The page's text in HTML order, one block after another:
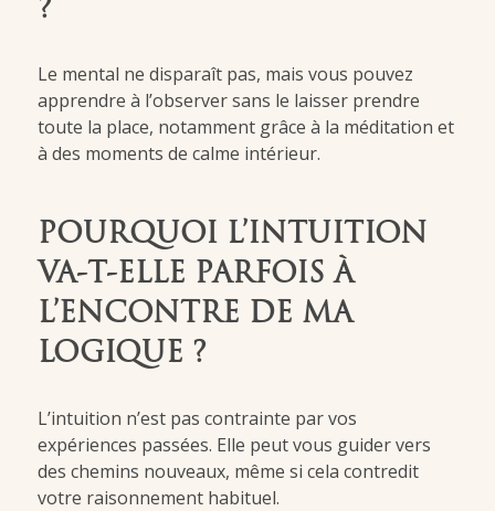
?
Le mental ne disparaît pas, mais vous pouvez
apprendre à l’observer sans le laisser prendre
toute la place, notamment grâce à la méditation et
à des moments de calme intérieur.
POURQUOI L’INTUITION
VA-T-ELLE PARFOIS À
L’ENCONTRE DE MA
LOGIQUE ?
L’intuition n’est pas contrainte par vos
expériences passées. Elle peut vous guider vers
des chemins nouveaux, même si cela contredit
votre raisonnement habituel.